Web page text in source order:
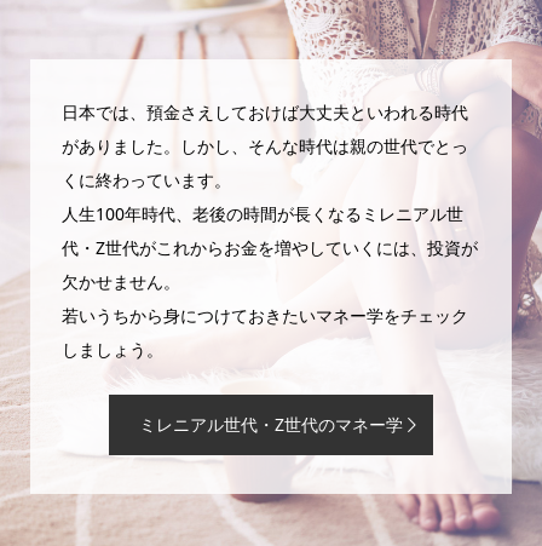
日本では、預金さえしておけば大丈夫といわれる時代
がありました。しかし、そんな時代は親の世代でとっ
くに終わっています。
人生100年時代、老後の時間が長くなるミレニアル世
代・Z世代がこれからお金を増やしていくには、投資が
欠かせません。
若いうちから身につけておきたいマネー学をチェック
しましょう。
ミレニアル世代・Z世代のマネー学